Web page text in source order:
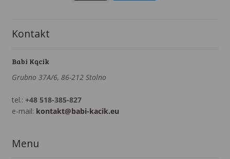
Kontakt
Babi Kącik
Grubno 37A/6, 86-212 Stolno
tel.: +48 518-385-827
e-mail: kontakt@babi-kacik.eu
Menu